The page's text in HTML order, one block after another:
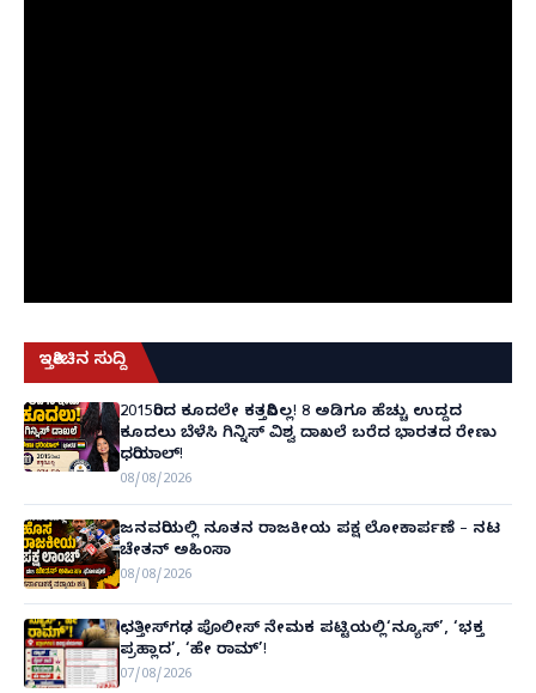
ಇತ್ತೀಚಿನ ಸುದ್ದಿ
2015ರಿಂದ ಕೂದಲೇ ಕತ್ತರಿಸಿಲ್ಲ! 8 ಅಡಿಗೂ ಹೆಚ್ಚು ಉದ್ದದ
ಕೂದಲು ಬೆಳೆಸಿ ಗಿನ್ನಿಸ್ ವಿಶ್ವ ದಾಖಲೆ ಬರೆದ ಭಾರತದ ರೇಣು
ಧರಿಯಾಲ್!
08/08/2026
ಜನವರಿಯಲ್ಲಿ ನೂತನ ರಾಜಕೀಯ ಪಕ್ಷ ಲೋಕಾರ್ಪಣೆ – ನಟ
ಚೇತನ್ ಅಹಿಂಸಾ
08/08/2026
ಛತ್ತೀಸ್‌ಗಢ ಪೊಲೀಸ್ ನೇಮಕ ಪಟ್ಟಿಯಲ್ಲಿ‘ನ್ಯೂಸ್’, ‘ಭಕ್ತ
ಪ್ರಹ್ಲಾದ’, ‘ಹೇ ರಾಮ್’!
07/08/2026